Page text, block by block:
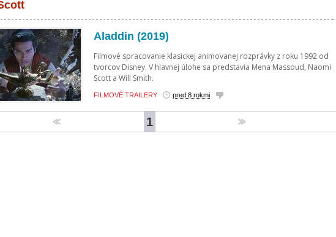
Aladdin (2019)
Filmové spracovanie klasickej animovanej rozprávky z roku 1992 od
tvorcov Disney. V hlavnej úlohe sa predstavia Mena Massoud, Naomi
Scott a Will Smith.
FILMOVÉ TRAILERY pred 8 rokmi
1